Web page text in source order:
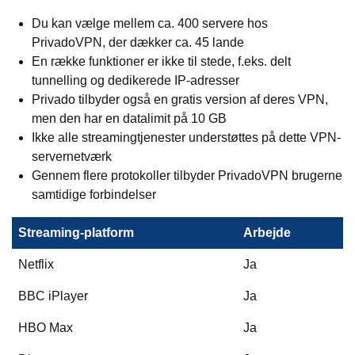
Du kan vælge mellem ca. 400 servere hos
PrivadoVPN, der dækker ca. 45 lande
En række funktioner er ikke til stede, f.eks. delt
tunnelling og dedikerede IP-adresser
Privado tilbyder også en gratis version af deres VPN,
men den har en datalimit på 10 GB
Ikke alle streamingtjenester understøttes på dette VPN-
servernetværk
Gennem flere protokoller tilbyder PrivadoVPN brugerne
samtidige forbindelser
Streaming-platform Arbejde
Netflix Ja
BBC iPlayer Ja
HBO Max Ja